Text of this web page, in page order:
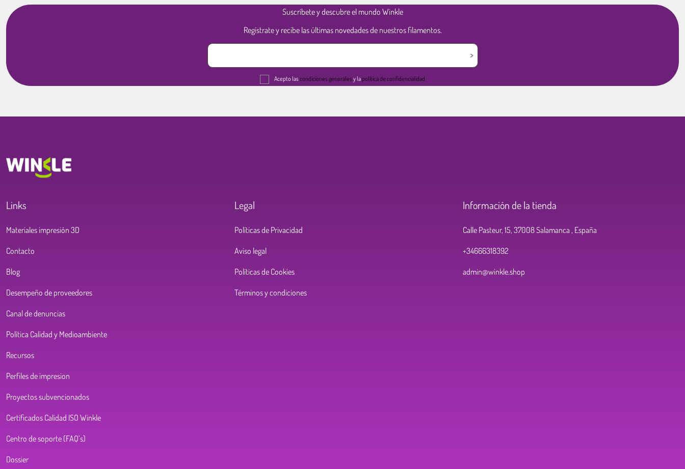
Suscríbete y descubre el mundo Winkle
Regístrate y recibe las últimas novedades de nuestros filamentos.
Acepto lascondiciones generales y lapolítica de confidencialidad
Links
Materiales impresión 3D
Contacto
Blog
Desempeño de proveedores
Canal de denuncias
Política Calidad y Medioambiente
Recursos
Perfiles de impresion
Proyectos subvencionados
Certificados Calidad ISO Winkle
Centro de soporte (FAQ’s)
Dossier
Legal
Políticas de Privacidad
Aviso legal
Políticas de Cookies
Términos y condiciones
Información de la tienda
Calle Pasteur, 15, 37008 Salamanca , España
+34666318392
admin@winkle.shop